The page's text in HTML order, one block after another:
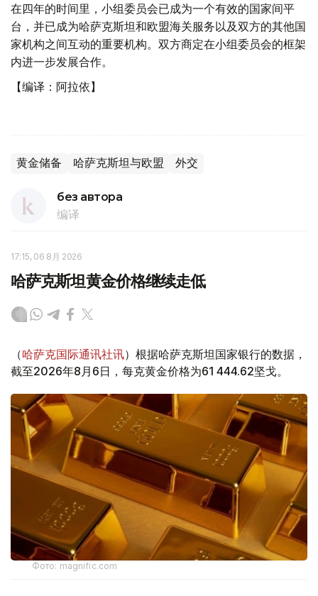
在四年的时间里，小组委员会已成为一个有效的国家间平
台，并已成为哈萨克斯坦和欧盟海关服务以及双方的其他国
家机构之间互动的重要机构。双方商定在小组委员会的框架
内进一步发展合作。
【编译：阿拉依】
黄金储备 哈萨克斯坦与欧盟 外交
без автора
编译
17:15, 06 8月 2026
哈萨克斯坦黄金价格继续走低
（哈萨克国际通讯社讯）根据哈萨克斯坦国家银行的数据，
截至2026年8月6日，每克黄金价格为61 444.62坚戈。
Фото: magnific.com